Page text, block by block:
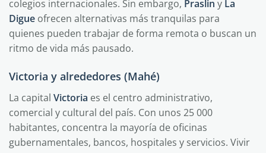
colegios internacionales. Sin embargo, Praslin y La
Digue ofrecen alternativas más tranquilas para
quienes pueden trabajar de forma remota o buscan un
ritmo de vida más pausado.
Victoria y alrededores (Mahé)
La capital Victoria es el centro administrativo,
comercial y cultural del país. Con unos 25 000
habitantes, concentra la mayoría de oficinas
gubernamentales, bancos, hospitales y servicios. Vivir